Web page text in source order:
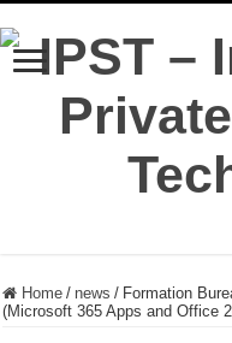
Home / news / Formation
(Microsoft 365 Apps and Office